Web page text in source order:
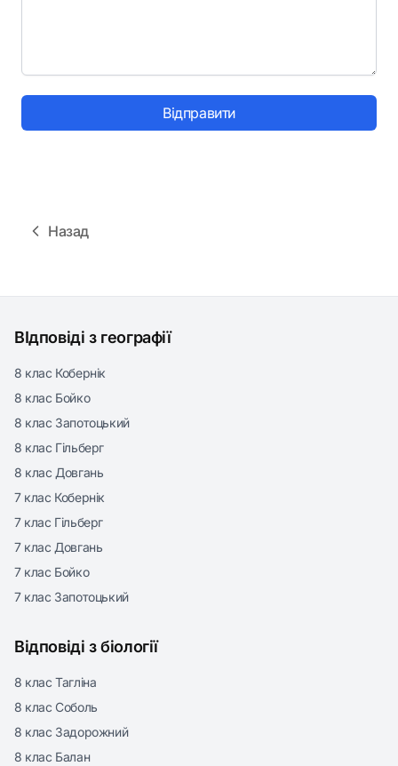
Відправити
Назад
ВІдповіді з географії
8 клас Кобернік
8 клас Бойко
8 клас Запотоцький
8 клас Гільберг
8 клас Довгань
7 клас Кобернік
7 клас Гільберг
7 клас Довгань
7 клас Бойко
7 клас Запотоцький
Відповіді з біології
8 клас Тагліна
8 клас Соболь
8 клас Задорожний
8 клас Балан